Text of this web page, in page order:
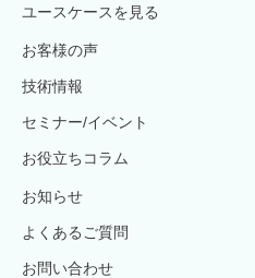
ユースケースを見る
お客様の声
技術情報
セミナー/イベント
お役立ちコラム
お知らせ
よくあるご質問
お問い合わせ